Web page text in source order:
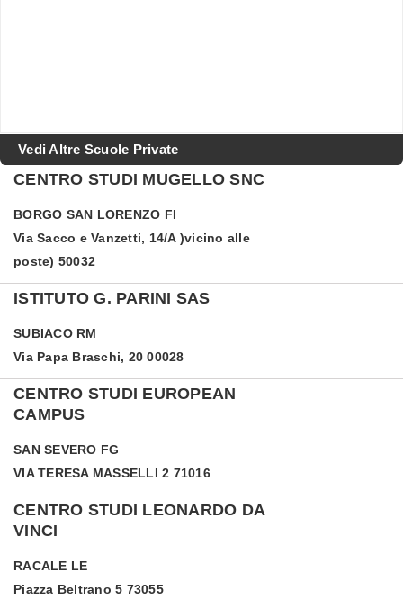
Vedi Altre Scuole Private
CENTRO STUDI MUGELLO SNC
BORGO SAN LORENZO FI
Via Sacco e Vanzetti, 14/A )vicino alle
poste) 50032
ISTITUTO G. PARINI SAS
SUBIACO RM
Via Papa Braschi, 20 00028
CENTRO STUDI EUROPEAN
CAMPUS
SAN SEVERO FG
VIA TERESA MASSELLI 2 71016
CENTRO STUDI LEONARDO DA
VINCI
RACALE LE
Piazza Beltrano 5 73055